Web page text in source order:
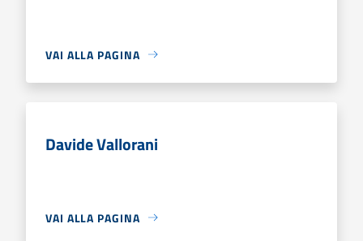
VAI ALLA PAGINA
Davide Vallorani
VAI ALLA PAGINA